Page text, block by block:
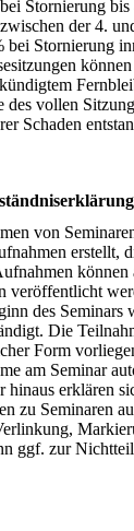
Stornierung
der 4.
bei Stornierung
des vollen
Schaden
von
erstellt,
veröffentlicht
des Seminars
Die
Form
am Seminar
hinaus erklären
zu Seminaren
ggf. zur